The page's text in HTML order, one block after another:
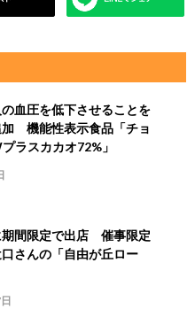
血圧を低下させることを
加 機能性表示食品「チョ
ラスカカオ72%」
期間限定で出店 催事限定
さんの「自由が丘ロー